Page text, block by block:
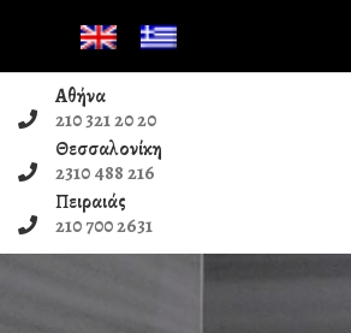
Αθήνα
210 321 20 20
Θεσσαλονίκη
2310 488 216
Πειραιάς
210 700 2631